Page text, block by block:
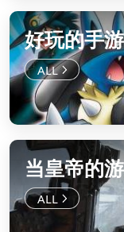
好玩的手
当皇帝的